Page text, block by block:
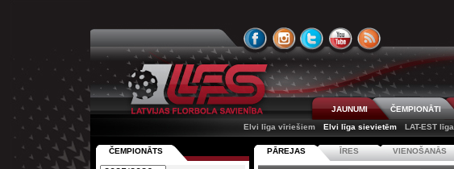
JAUNUMI ČEMPIONĀTI
Elvi līga vīriešiem
Elvi līga sievietēm LAT-EST līga
PĀREJAS ĪRES VIENOŠANĀS
ČEMPIONĀTS